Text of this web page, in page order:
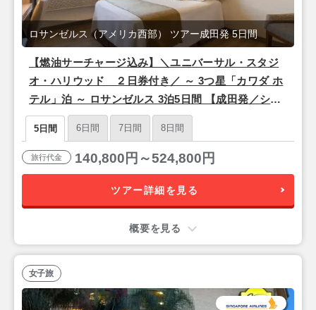
【燃油サーチャージ込み】＼ユニバーサル・スタジ
オ・ハリウッド ２日券付き／ ～ 3つ星「カワダ ホ
テル」泊 ～ ロサンゼルス 3泊5日間 【成田発／シン
ガポール航空利用】
ロサンゼルス（アメリカ西部） ツアー成田発 5日間
5日間 6日間 7日間 8日間
旅行代金 140,800円～524,800円
ツアー詳細を見る
概要を見る
女子旅